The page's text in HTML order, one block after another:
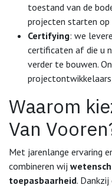
toestand van de
projecten starten op
Certifying: we
certificaten af die u
verder te bouwen.
Waarom
Van
Met jarenlange ervaring
combineren wij
toepasbaarheid. Dankzij